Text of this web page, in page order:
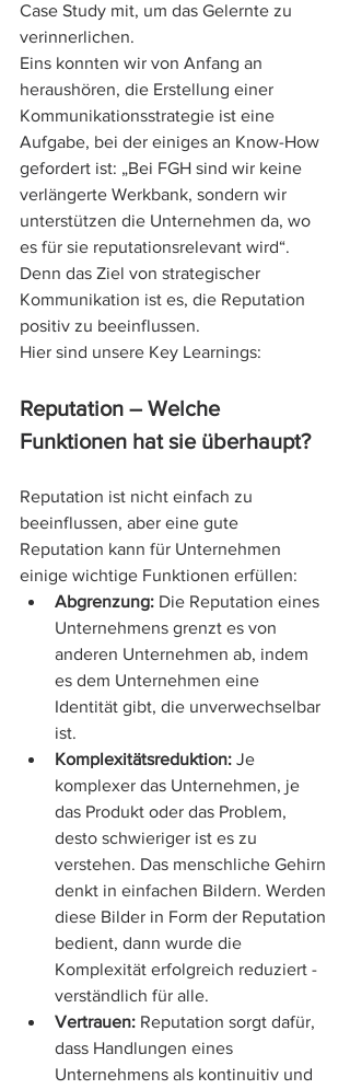
Case Study mit, um das Gelernte zu
verinnerlichen.
Eins konnten wir von Anfang an
heraushören, die Erstellung einer
Kommunikationsstrategie ist eine
Aufgabe, bei der einiges an Know-How
gefordert ist: „Bei FGH sind wir keine
verlängerte Werkbank, sondern wir
unterstützen die Unternehmen da, wo
es für sie reputationsrelevant wird“.
Denn das Ziel von strategischer
Kommunikation ist es, die Reputation
positiv zu beeinflussen.
Hier sind unsere Key Learnings:
Reputation – Welche
Funktionen hat sie überhaupt?
Reputation ist nicht einfach zu
beeinflussen, aber eine gute
Reputation kann für Unternehmen
einige wichtige Funktionen erfüllen:
Abgrenzung: Die Reputation eines
Unternehmens grenzt es von
anderen Unternehmen ab, indem
es dem Unternehmen eine
Identität gibt, die unverwechselbar
ist.
Komplexitätsreduktion: Je
komplexer das Unternehmen, je
das Produkt oder das Problem,
desto schwieriger ist es zu
verstehen. Das menschliche Gehirn
denkt in einfachen Bildern. Werden
diese Bilder in Form der Reputation
bedient, dann wurde die
Komplexität erfolgreich reduziert -
verständlich für alle.
Vertrauen: Reputation sorgt dafür,
dass Handlungen eines
Unternehmens als kontinuitiv und